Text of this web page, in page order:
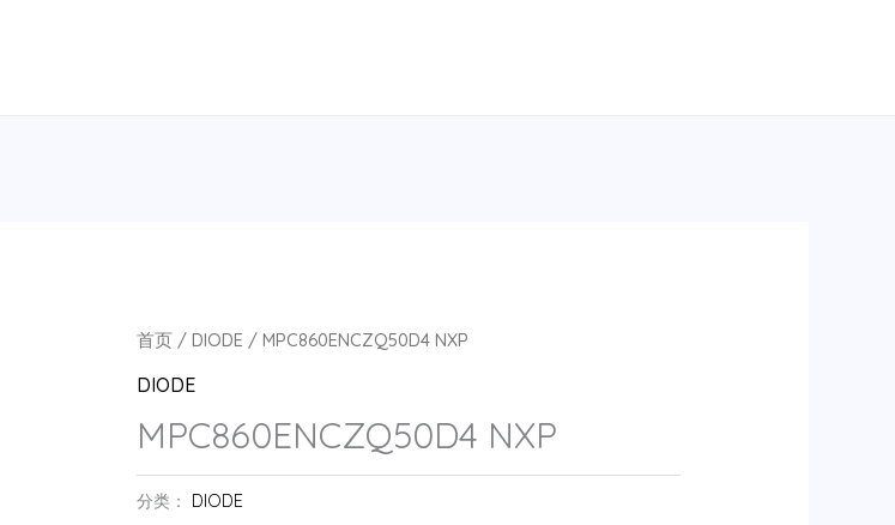
首页 /DIODE / MPC860ENCZQ50D4 NXP
DIODE
MPC860ENCZQ50D4 NXP
分类： DIODE